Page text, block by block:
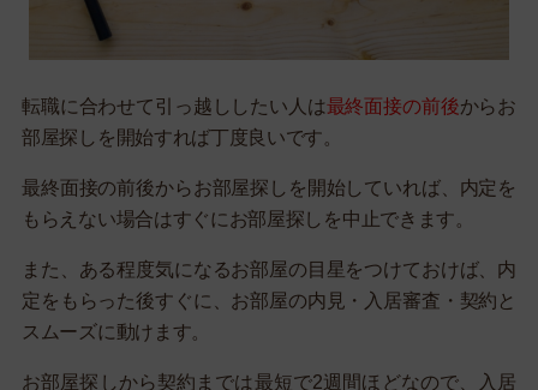
転職に合わせて引っ越ししたい人は最終面接の前後からお
部屋探しを開始すれば丁度良いです。
最終面接の前後からお部屋探しを開始していれば、内定を
もらえない場合はすぐにお部屋探しを中止できます。
また、ある程度気になるお部屋の目星をつけておけば、内
定をもらった後すぐに、お部屋の内見・入居審査・契約と
スムーズに動けます。
お部屋探しから契約までは最短で2週間ほどなので、入居